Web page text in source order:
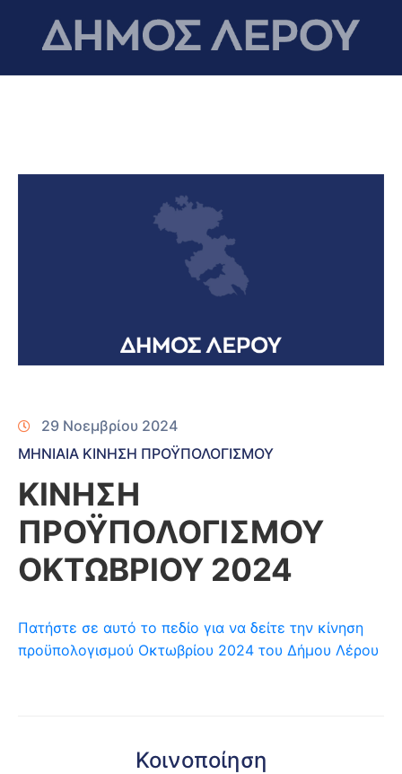
29 Νοεμβρίου 2024
ΜΗΝΙΑΙΑ ΚΙΝΗΣΗ ΠΡΟΫΠΟΛΟΓΙΣΜΟΥ
ΚΙΝΗΣΗ
ΠΡΟΫΠΟΛΟΓΙΣΜΟΥ
ΟΚΤΩΒΡΙΟΥ 2024
Πατήστε σε αυτό το πεδίο για να δείτε την κίνηση
προϋπολογισμού Οκτωβρίου 2024 του Δήμου Λέρου
Κοινοποίηση